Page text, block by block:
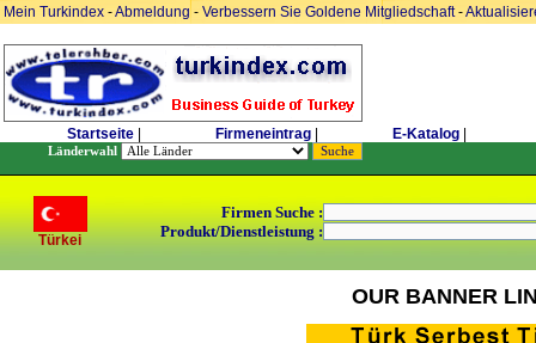
Mein Turkindex -Abmeldung- Verbessern Sie Goldene Mitgliedschaft-
Startseite Firmeneintrag E-Katalog
Länderwahl
Türkei
Firmen Suche :
Produkt/Dienstleistung :
OUR BANNER